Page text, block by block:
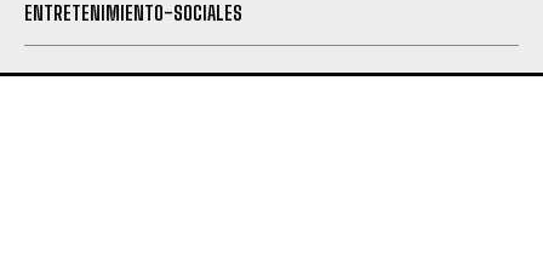
ENTRETENIMIENTO-SOCIALES